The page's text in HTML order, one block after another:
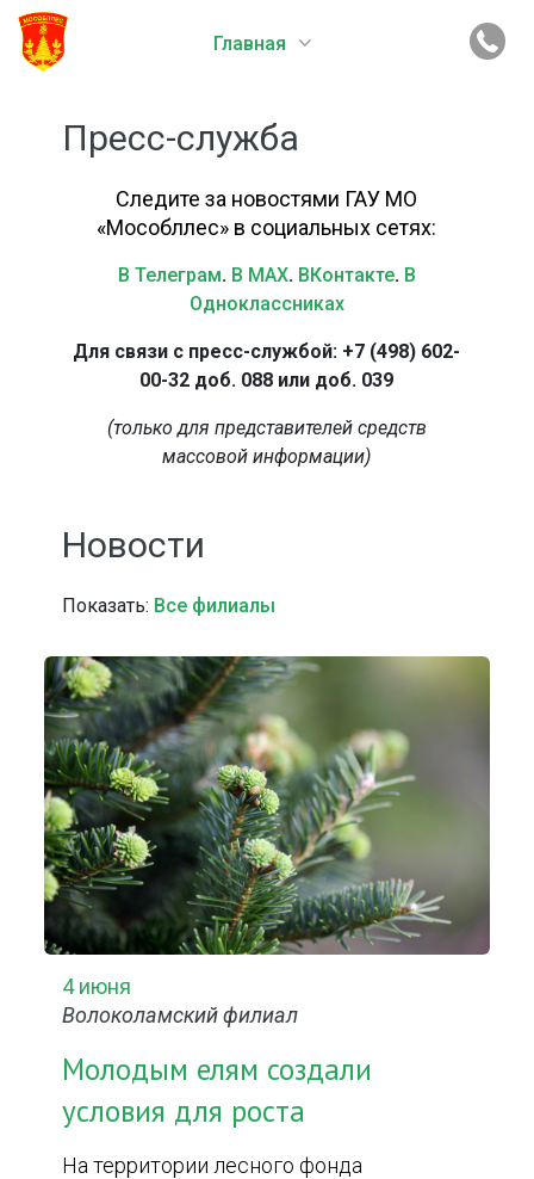
Главная
Пресс-служба
Следите за новостями ГАУ МО
«Мособллес» в социальных сетях:
В Телеграм. В MAX. ВКонтакте. В
Одноклассниках
Для связи с пресс-службой: +7 (498) 602-
00-32 доб. 088 или доб. 039
(только для представителей средств
массовой информации)
Новости
Показать: Все филиалы
4 июня
Волоколамский филиал
Молодым елям создали
условия для роста
На территории лесного фонда